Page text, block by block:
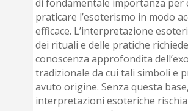
di fondamentale importanza per
praticare l’esoterismo in modo
efficace. L’interpretazione
dei rituali e delle pratiche
conoscenza approfondita
tradizionale da cui tali simboli e
avuto origine. Senza questa
interpretazioni esoteriche